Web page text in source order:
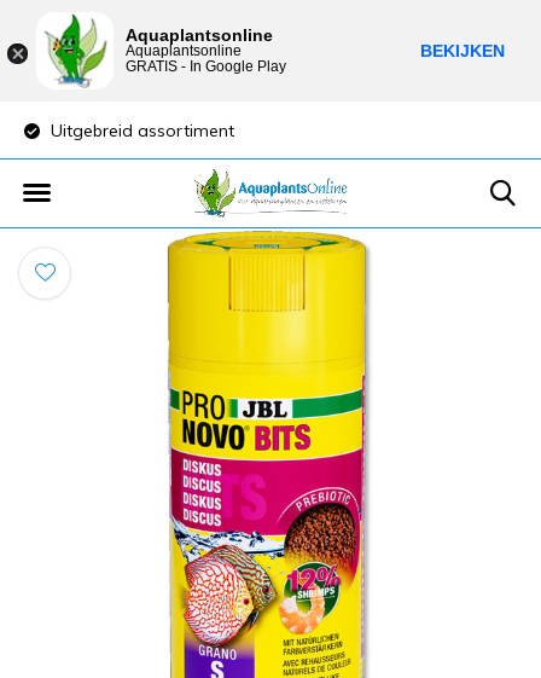
Uitgebreid assortiment
Aquaplantsonline
Aquaplantsonline
GRATIS - In Google Play
BEKIJKEN